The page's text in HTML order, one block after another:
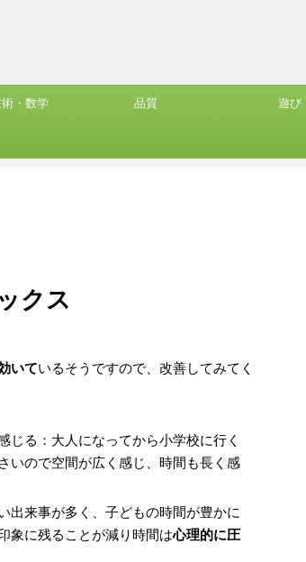
・数学 品質 遊び
クス
いているそうですので、改善してみてく
じる：大人になってから小学校に行く
いので空間が広く感じ、時間も長く感
出来事が多く、子どもの時間が豊かに
象に残ることが減り時間は心理的に圧